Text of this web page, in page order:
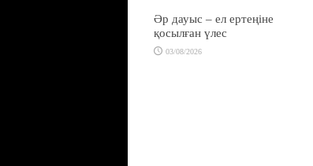
Әр дауыс – ел ертеңіне
қосылған үлес
03/08/2026